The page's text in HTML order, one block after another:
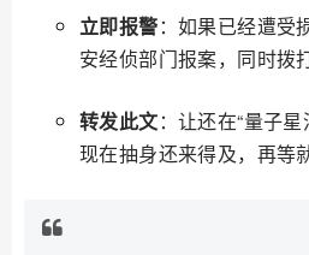
立即报警：如果已经遭受
安经侦部门报案，同时拨
转发此文：让还在“量子星
现在抽身还来得及，再等